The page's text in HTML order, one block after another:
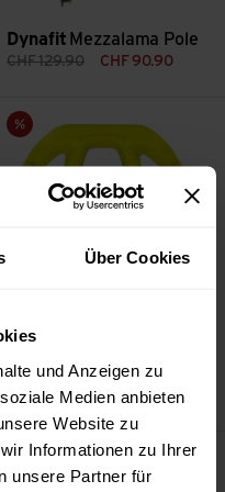
Über Cookies
und Anzeigen zu
Medien anbieten
Website zu
Informationen zu Ihrer
unsere Partner für
Dynafit Mezzalama Pole
CHF129.90 CHF 90.90
Sale
Leki
Basket Race XS 55mm
CHF12.90 CHF5.90
Binding Basket Race
Sale
Hebel 16/14mm ansehen